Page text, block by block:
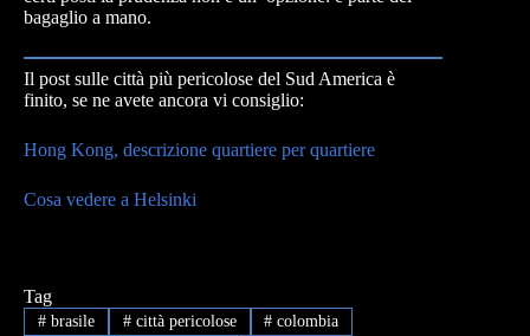
bagaglio a mano.
Il post sulle città più pericolose del Sud America è
finito, se ne avete ancora vi consiglio:
Hong Kong, descrizione quartiere per quartiere
Cosa vedere a Helsinki
Tag
#brasile #città pericolose # colombia